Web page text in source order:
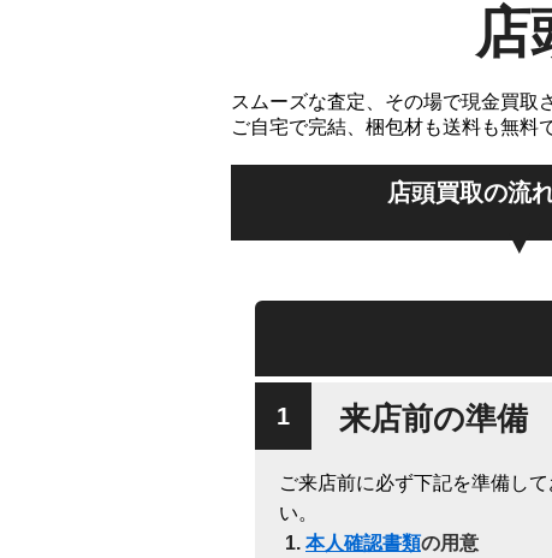
店
スムーズな査定、その場で現金買取
ご自宅で完結、梱包材も送料も無料
店頭買取の流
来店前の準備
ご来店前に必ず下記を準備し
い。
本人確認書類の用意